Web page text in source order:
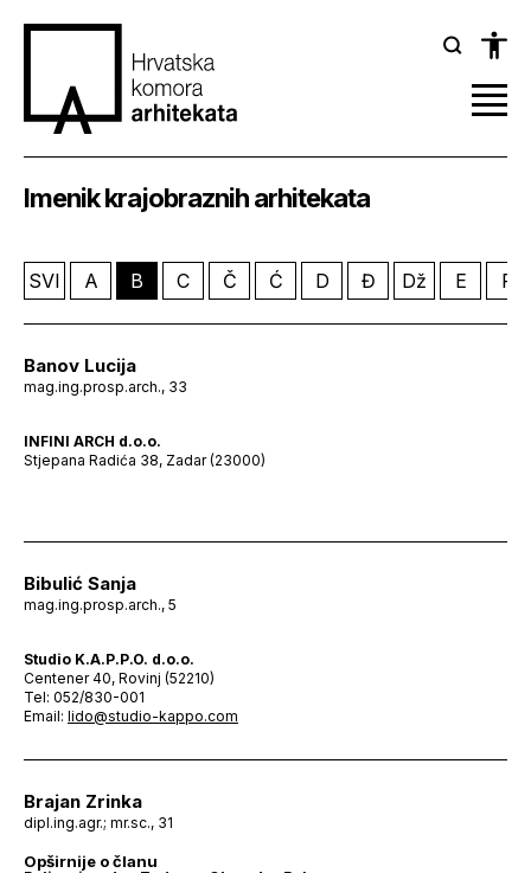
Imenik krajobraznih arhitekata
SVI A B C Č Ć D Đ Dž E F
Banov Lucija
mag.ing.prosp.arch., 33
INFINI ARCH d.o.o.
Stjepana Radića 38, Zadar (23000)
Bibulić Sanja
mag.ing.prosp.arch., 5
Studio K.A.P.P.O. d.o.o.
Centener 40, Rovinj (52210)
Tel: 052/830-001
Email: lido@studio-kappo.com
Brajan Zrinka
dipl.ing.agr.; mr.sc., 31
Opširnije o članu